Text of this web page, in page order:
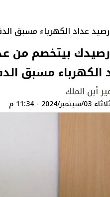
عداد الكهرباء مسبق
رصيدك بيتخصم من
الكهرباء مسبق
أبن الملك
سبتمبر/2024 - 11:34 م